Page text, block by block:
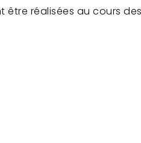
être réalisées au cours